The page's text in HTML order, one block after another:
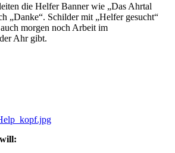
die Helfer Banner wie „Das Ahrtal
„Danke“. Schilder mit „Helfer gesucht“
morgen noch Arbeit im
Ahr gibt.